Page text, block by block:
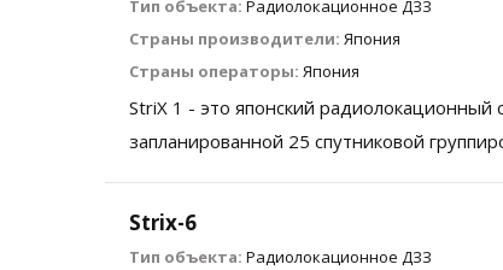
Тип объекта: Радиолокационное ДЗЗ
Страны производители: Япония
Страны операторы: Япония
StriX 1 - это японский радиолокационный
запланированной 25 спутниковой
Strix-6
Тип объекта: Радиолокационное ДЗЗ